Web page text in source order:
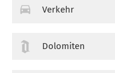
Verkehr
Dolomiten